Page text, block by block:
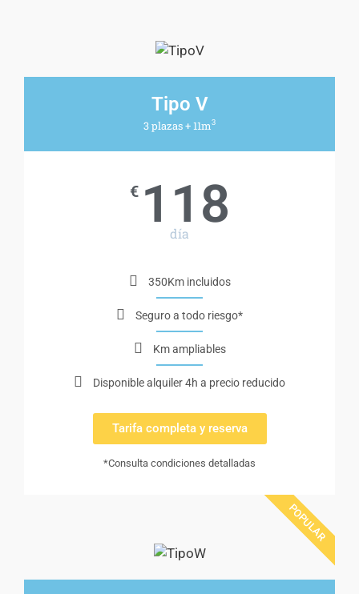
Tipo V
3 plazas + 11m3
€ 118
día
350Km incluidos
Seguro a todo riesgo*
Km ampliables
Disponible alquiler 4h a precio reducido
Tarifa completa y reserva
*Consulta condiciones detalladas
POPULAR